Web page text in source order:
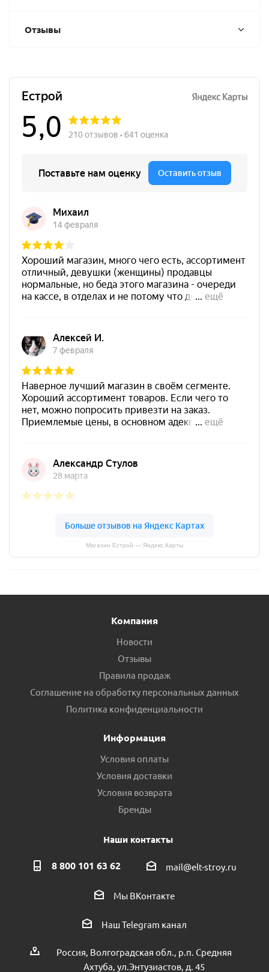
Отзывы
Магазин Естрой — Яндекс.Карты
Компания
Новости
Отзывы
Правила продаж
Соглашение на обработку персональных данных
Политика конфиденциальности
Информация
Условия оплаты
Условия доставки
Условия возврата
Бренды
Наши контакты
8 800 101 63 62 mail@elt-stroy.ru
Мы ВКонтакте
Наш Telegram канал
Россия, Волгоградская обл., р.п. Средняя
Ахтуба, ул.Энтузиастов, д. 45